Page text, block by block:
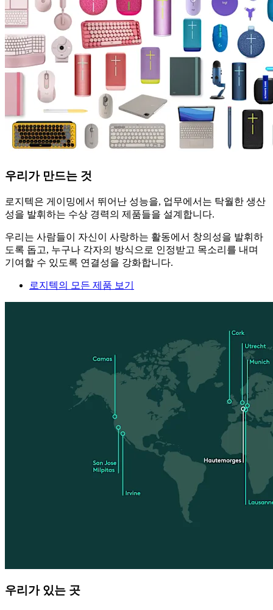
우리가 만드는 것
로지텍은 게이밍에서 뛰어난 성능을, 업무에서는 탁월한 생산
성을 발휘하는 수상 경력의 제품들을 설계합니다.
우리는 사람들이 자신이 사랑하는 활동에서 창의성을 발휘하
도록 돕고, 누구나 각자의 방식으로 인정받고 목소리를 내며
기여할 수 있도록 연결성을 강화합니다.
로지텍의 모든 제품 보기
우리가 있는 곳